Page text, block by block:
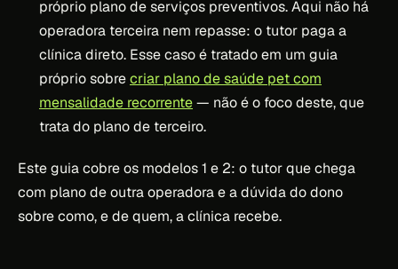
próprio plano de serviços preventivos. Aqui não há
operadora terceira nem repasse: o tutor paga a
clínica direto. Esse caso é tratado em um guia
próprio sobrecriar plano de saúde pet com
mensalidade recorrente— não é o foco deste, que
trata do plano de terceiro.
Este guia cobre os modelos 1 e 2: o tutor que chega
com plano de outra operadora e a dúvida do dono
sobre como, e de quem, a clínica recebe.